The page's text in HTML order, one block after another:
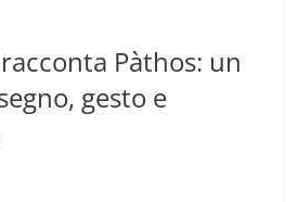
Pàthos: un
gesto e